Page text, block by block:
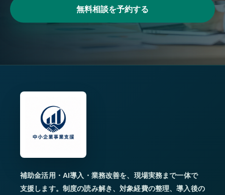
無料相談を予約する
補助金活用・AI導入・業務改善を、現場実務まで一体で
支援します。制度の読み解き、対象経費の整理、導入後の